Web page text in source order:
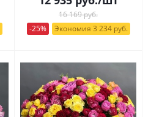
16 169 руб.
-25%
Экономия 3 234 руб.